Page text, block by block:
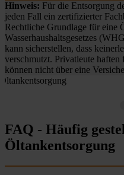
Hinweis: Für die Entsorgung
jeden Fall ein zertifizierter
Rechtliche Grundlage für eine
Wasserhaushaltsgesetzes
kann sicherstellen, dass
verschmutzt. Privatleute haften
können nicht über eine
FAQ - Häufig
Öltankentsorgung